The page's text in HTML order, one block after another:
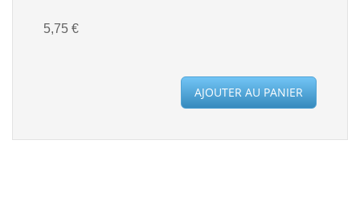
5,75 €
AJOUTER AU PANIER